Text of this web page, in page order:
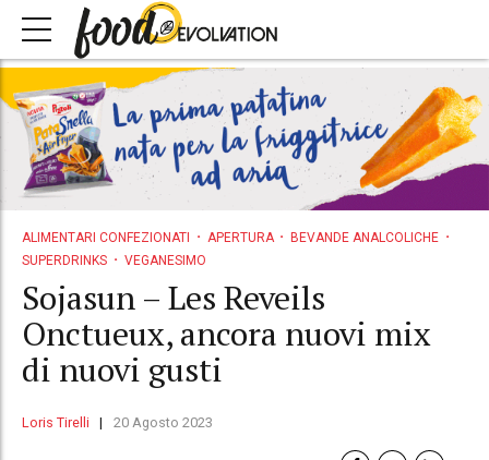
ALIMENTARI CONFEZIONATI APERTURA
BEVANDE ANALCOLICHE
SUPERDRINKS
VEGANESIMO
Sojasun – Les Reveils
Onctueux, ancora nuovi mix
di nuovi gusti
Loris Tirelli 20 Agosto 2023